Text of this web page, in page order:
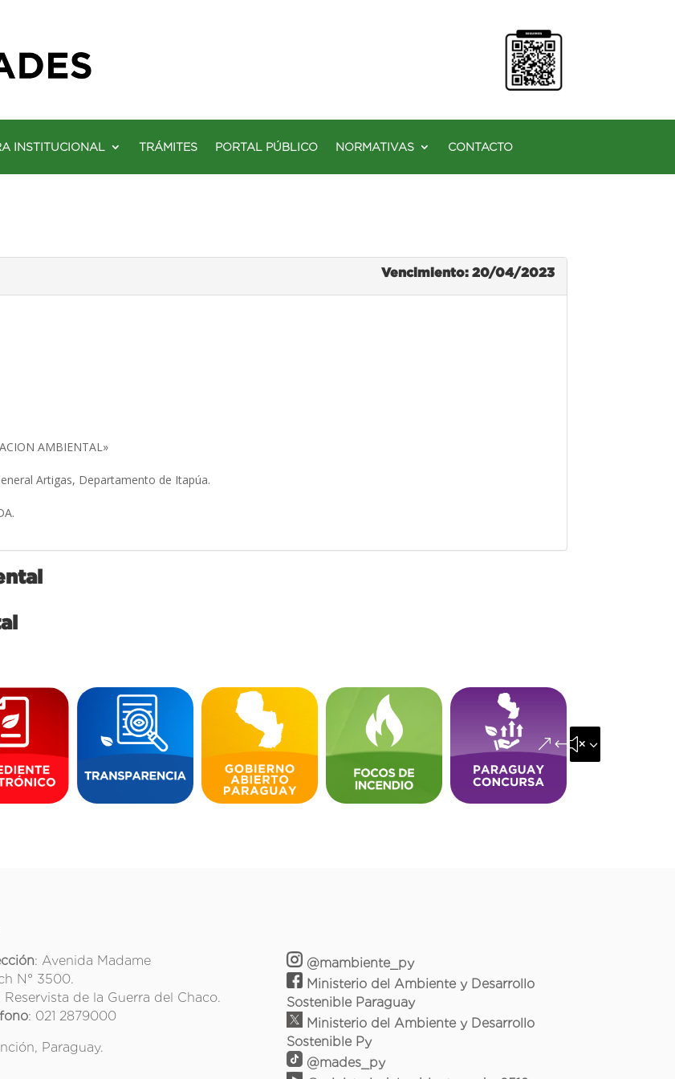
INSTITUCIONAL TRÁMITES PORTAL PÚBLICO NORMATIVAS CONTACTO
Vencimiento: 20/04/2023
AMBIENTAL»
Artigas, Departamento de Itapúa.
&#x35;
: Avenida Madame
N° 3500.
Reservista de la Guerra del Chaco.
: 021 2879000
Paraguay.
@mambiente_py
Ministerio del Ambiente y Desarrollo
Sostenible Paraguay
Ministerio del Ambiente y Desarrollo
Sostenible Py
@mades_py